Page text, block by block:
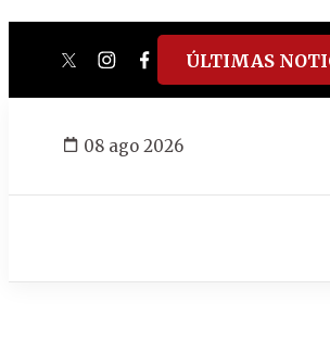
twitterinstagram
facebook
tiktokyoutube
spotify
ÚLTIMAS
08 ago 2026